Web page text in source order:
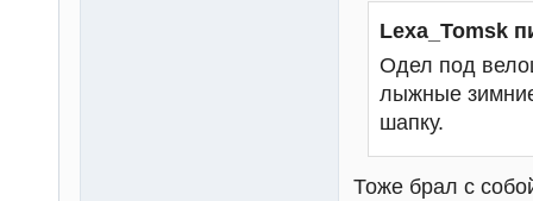
Lexa_Tomsk
Одел под
лыжные
шапку.
Тоже брал с